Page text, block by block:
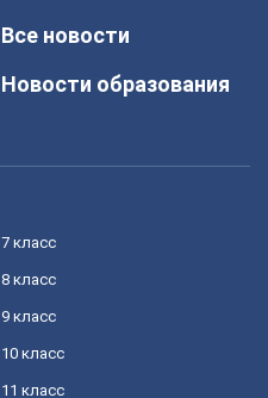
Все новости
Новости образования
7 класс
8 класс
9 класс
10 класс
11 класс